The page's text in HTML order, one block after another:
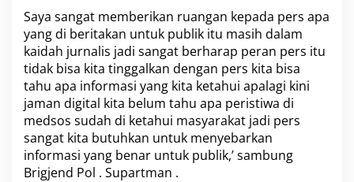
Saya sangat memberikan ruangan kepada pers apa
yang di beritakan untuk publik itu masih dalam
kaidah jurnalis jadi sangat berharap peran pers itu
tidak bisa kita tinggalkan dengan pers kita bisa
tahu apa informasi yang kita ketahui apalagi kini
jaman digital kita belum tahu apa peristiwa di
medsos sudah di ketahui masyarakat jadi pers
sangat kita butuhkan untuk menyebarkan
informasi yang benar untuk publik,’ sambung
Brigjend Pol . Supartman .